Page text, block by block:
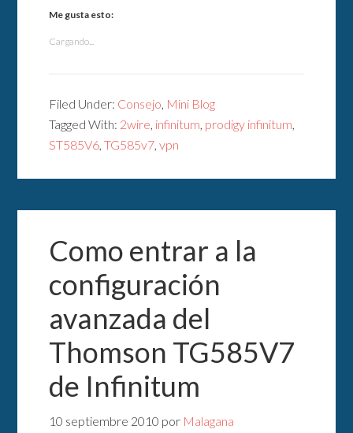
Me gusta esto:
Cargando...
Filed Under: Consejo, Mini Blog
Tagged With: 2wire, infinitum, prodigy infinitum,
ST585V6,TG585v7,vpn
Como entrar a la
configuración
avanzada del
Thomson TG585V7
de Infinitum
10 septiembre 2010 por Malagana